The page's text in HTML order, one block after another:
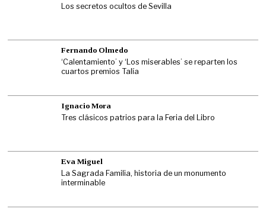
Los secretos ocultos de Sevilla
Fernando Olmedo
‘Calentamiento’ y ‘Los miserables’ se reparten los
cuartos premios Talía
Ignacio Mora
Tres clásicos patrios para la Feria del Libro
Eva Miguel
La Sagrada Familia, historia de un monumento
interminable